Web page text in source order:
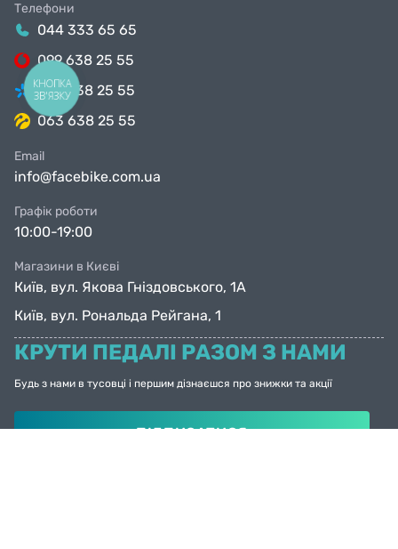
Телефони
044 333 65 65
099 638 25 55
098 638 25 55
063 638 25 55
Email
info@facebike.com.ua
Графік роботи
10:00-19:00
Магазини в Києві
Київ, вул. Якова Гніздовського, 1А
Київ, вул. Рональда Рейгана, 1
КРУТИ ПЕДАЛІ РАЗОМ З НАМИ
Будь з нами в тусовці і першим дізнаєшся про знижки та акції
ПІДПИСАТИСЯ
КНОПКА
ЗВ'ЯЗКУ